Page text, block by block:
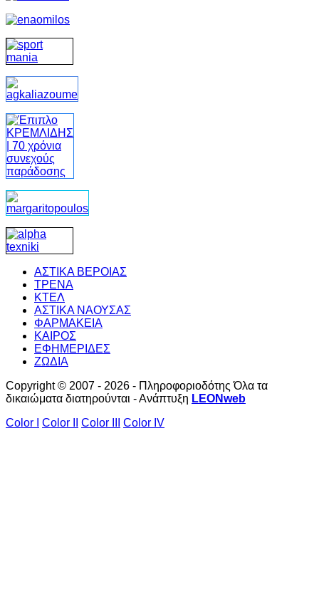
ΑΣΤΙΚΑ ΒΕΡΟΙΑΣ
ΤΡΕΝΑ
ΚΤΕΛ
ΑΣΤΙΚΑ ΝΑΟΥΣΑΣ
ΦΑΡΜΑΚΕΙΑ
ΚΑΙΡΟΣ
ΕΦΗΜΕΡΙΔΕΣ
ΖΩΔΙΑ
Copyright © 2007 - 2026 - Πληροφοριοδότης Όλα τα
δικαιώματα διατηρούνται - Ανάπτυξη LEONweb
Color I
Color II Color III Color IV